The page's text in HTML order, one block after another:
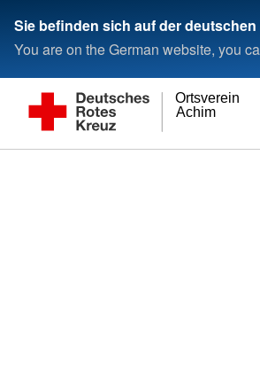
Sie befinden sich auf der deutschen
You are on the German website, you
Achim
Ortsverein